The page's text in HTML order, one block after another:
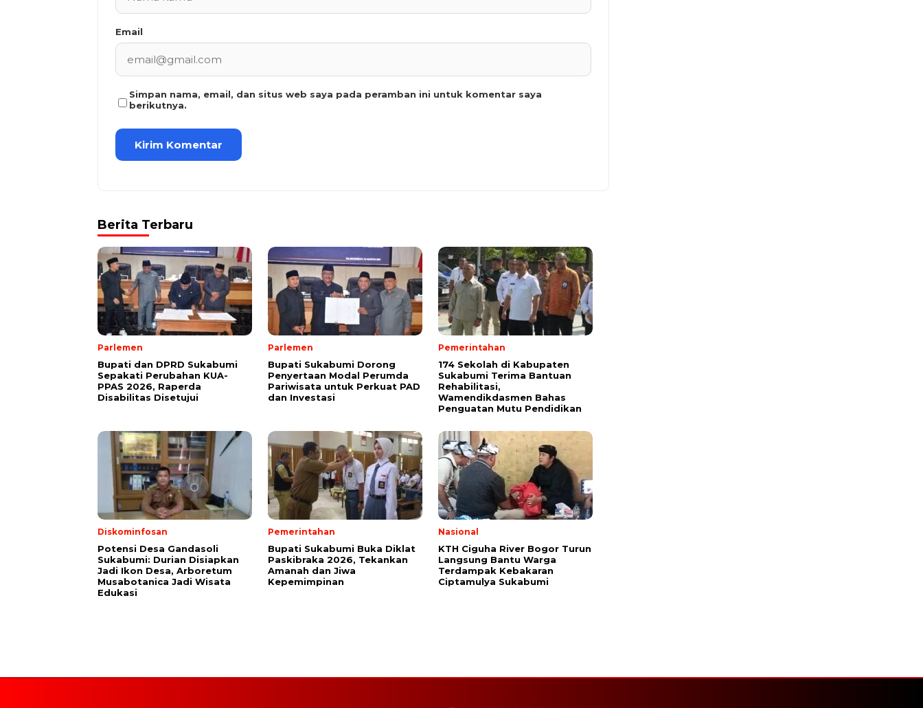
Email
Simpan nama, email, dan situs web saya pada peramban ini untuk komentar saya
berikutnya.
Berita Terbaru
Parlemen
Bupati dan DPRD Sukabumi
Sepakati Perubahan KUA-
PPAS 2026, Raperda
Disabilitas Disetujui
Parlemen
Bupati Sukabumi Dorong
Penyertaan Modal Perumda
Pariwisata untuk Perkuat PAD
dan Investasi
Pemerintahan
174 Sekolah di Kabupaten
Sukabumi Terima Bantuan
Rehabilitasi,
Wamendikdasmen Bahas
Penguatan Mutu Pendidikan
Diskominfosan
Potensi Desa Gandasoli
Sukabumi: Durian Disiapkan
Jadi Ikon Desa, Arboretum
Musabotanica Jadi Wisata
Edukasi
Pemerintahan
Bupati Sukabumi Buka Diklat
Paskibraka 2026, Tekankan
Amanah dan Jiwa
Kepemimpinan
Nasional
KTH Ciguha River Bogor Turun
Langsung Bantu Warga
Terdampak Kebakaran
Ciptamulya Sukabumi